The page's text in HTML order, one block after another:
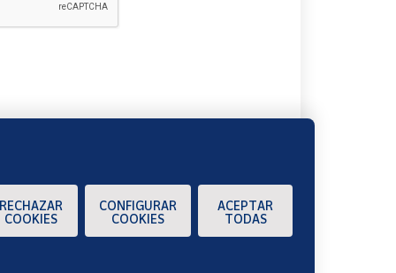
COOKIES
CONFIGURAR
COOKIES
ACEPTAR
TODAS